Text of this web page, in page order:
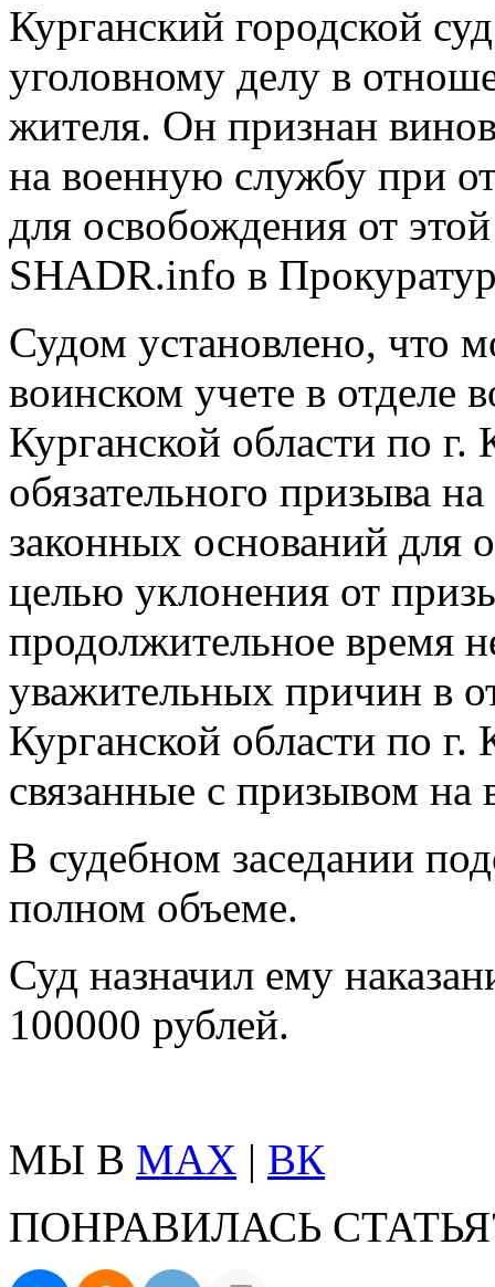
Курганский городской
уголовному делу в
жителя. Он признан
на военную службу при
для освобождения от
SHADR.info в
Судом установлено, что
воинском учете в отделе
Курганской области по г.
обязательного призыва
законных оснований для
целью уклонения от
продолжительное время
уважительных причин в
Курганской области по
связанные с призывом
В судебном заседании
полном объеме.
Суд назначил ему
100000 рублей.
МЫ В MAX | ВК
ПОНРАВИЛАСЬ